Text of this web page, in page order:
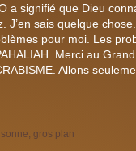
a signifié que Dieu
J’en sais quelque chose.
pour moi. Les
Merci au
Allons